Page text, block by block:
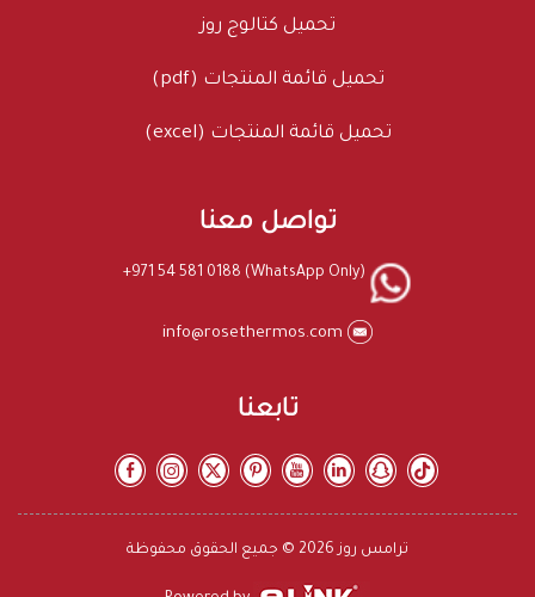
تحميل كتالوج روز
تحميل قائمة المنتجات (pdf)
تحميل قائمة المنتجات (excel)
تواصل معنا
+971 54 581 0188 (WhatsApp Only)
تابعنا
ترامس روز 2026 © جميع الحقوق محفوظة